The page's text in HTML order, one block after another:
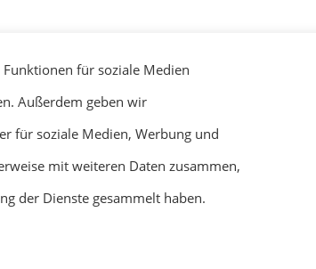
die Lagerung ist
verliert Ihr
rissig.
für soziale Medien
Außerdem geben wir
für soziale Medien, Werbung und
mit weiteren Daten zusammen,
der Dienste gesammelt haben.